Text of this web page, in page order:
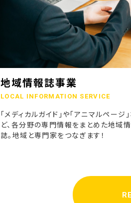
地域情報誌事業
LOCAL INFORMATION SERVICE
「メディカルガイド」や「アニマルページ
ど、各分野の専門情報をまとめた地域
誌。地域と専門家をつなぎます！